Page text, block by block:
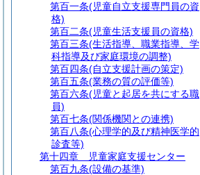
第百一条(児童自立支援専門員の資
格)
第百二条(児童生活支援員の資格)
第百三条(生活指導、職業指導、学
科指導及び家庭環境の調整)
第百四条(自立支援計画の策定)
第百五条(業務の質の評価等)
第百六条(児童と起居を共にする職
員)
第百七条(関係機関との連携)
第百八条(心理学的及び精神医学的
診査等)
第十四章
児童家庭支援センター
第百九条(設備の基準)